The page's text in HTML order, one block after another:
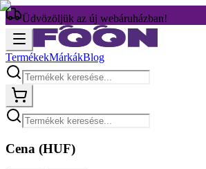
Üdvözöljük az új webáruházban!
TermékekMárkákBlog
Cena (HUF)